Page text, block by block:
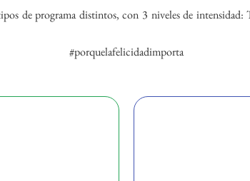
de programa distintos, con 3 niveles de intensidad:
#porquelafelicidadimporta